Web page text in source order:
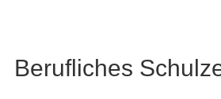
Berufliches